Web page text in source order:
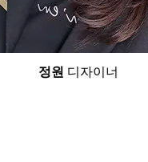
정원 디자이너